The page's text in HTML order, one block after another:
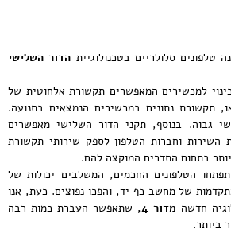
הדור השלישי
למכשירים המאפשרים תקשורת אלחוטית של
תקשורת נתונים במכשירים הנמצאים בתנועה.
גבוה. בנוסף, תקני הדור השלישי מאפשרים
השירות וחברות הטלפון לספק שירותי תקשורת
יותר בתחום התדרים המוקצה להם.
הטלפונים החכמים, המשלבים יכולות של
של מחשב כף יד, והפכו נפוצים. כעת, אנו
חדשה מדור 4,
שתאפשר העברת כמות רבה
ביותר.